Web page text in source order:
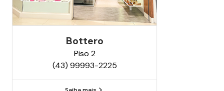
Bottero
Piso 2
(43) 99993-2225